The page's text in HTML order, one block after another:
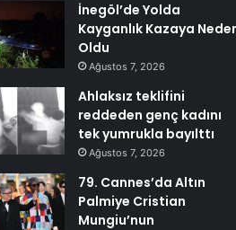
İnegöl’de Yolda
Kayganlık Kazaya
Oldu
Ağustos 7, 2026
Ahlaksız teklifini
reddeden genç kadını
tek yumrukla bayılttı
Ağustos 7, 2026
79. Cannes’da Altın
Palmiye Cristian
Mungiu’nun